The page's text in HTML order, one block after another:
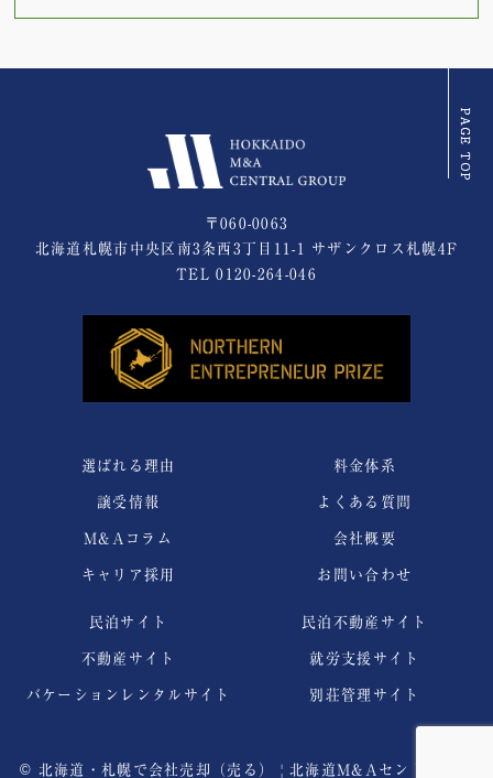
〒060-0063
北海道札幌市中央区南3条西3丁目11-1 サザンクロス札幌4F
TEL0120-264-046
選ばれる理由 料金体系
譲受情報 よくある質問
M&Aコラム 会社概要
キャリア採用 お問い合わせ
民泊サイト 民泊不動産サイト
不動産サイト 就労支援サイト
バケーションレンタルサイト 別荘管理サイト
© 北海道・札幌で会社売却（売る） | 北海道M&Aセントラルグ